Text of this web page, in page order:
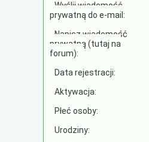
Wyślij wiadomość
prywatną do e-mail:
Napisz wiadomość
prywatną (tutaj na
forum):
Data rejestracji:
Aktywacja:
Płeć osoby:
Urodziny: